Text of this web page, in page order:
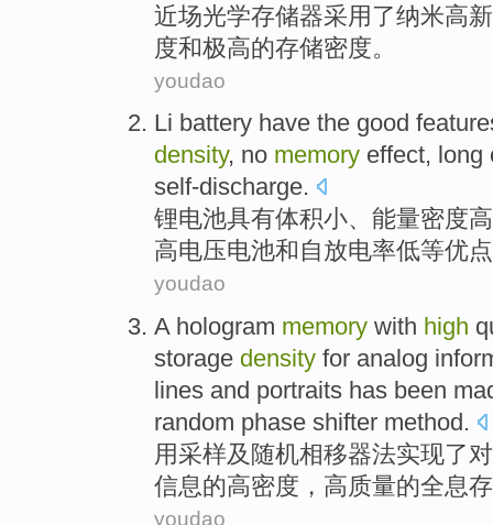
近场光学存储器采用了纳米高新
度和极高的存储密度。
youdao
Li battery have the good
density, no memory effect, long
self-discharge.
锂电池具有体积小、 能量密度高
高电压电池和 自放电率低等优
youdao
A hologram memory with high
storage density for analog
lines and portraits has been
random phase shifter method.
用 采样及 随机相移器法实现了对
信息的高密度 ， 高质量的全息
youdao